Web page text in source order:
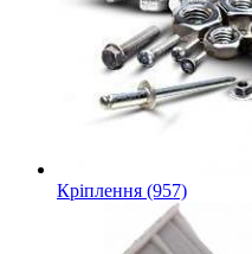
Кріплення (957)